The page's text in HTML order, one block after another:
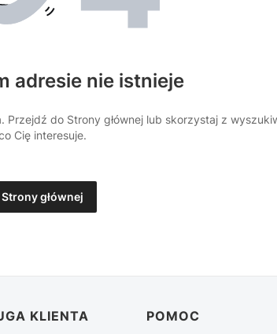
adresie nie istnieje
Przejdź do Strony głównej lub skorzystaj z
Cię interesuje.
głównej
KLIENTA
POMOC